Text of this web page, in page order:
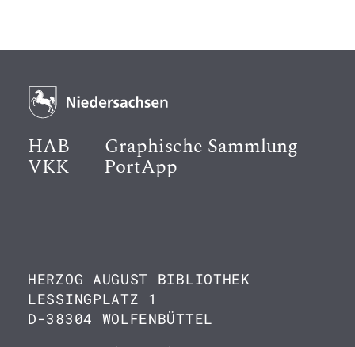
HAB Graphische Sammlung
VKK PortApp
HERZOG AUGUST BIBLIOTHEK
LESSINGPLATZ 1
D-38304 WOLFENBÜTTEL